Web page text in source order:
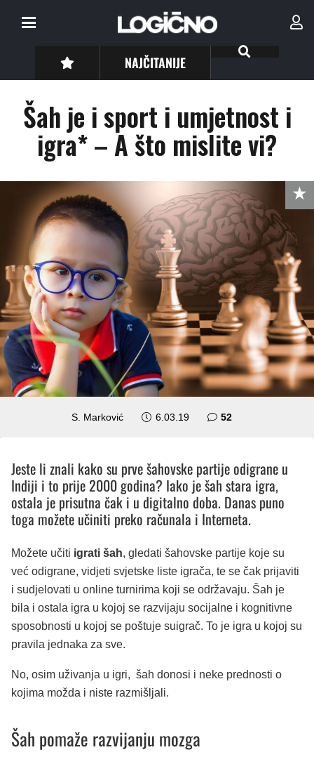
NAJČITANIJE
Šah je i sport i umjetnost i
igra* – A što mislite vi?
S. Marković 6.03.19 52
Jeste li znali kako su prve šahovske partije odigrane u
Indiji i to prije 2000 godina? Iako je šah stara igra,
ostala je prisutna čak i u digitalno doba. Danas puno
toga možete učiniti preko računala i Interneta.
Možete učiti igrati šah, gledati šahovske partije koje su
već odigrane, vidjeti svjetske liste igrača, te se čak prijaviti
i sudjelovati u online turnirima koji se održavaju. Šah je
bila i ostala igra u kojoj se razvijaju socijalne i kognitivne
sposobnosti u kojoj se poštuje suigrač. To je igra u kojoj su
pravila jednaka za sve.
No, osim uživanja u igri, šah donosi i neke prednosti o
kojima možda i niste razmišljali.
Šah pomaže razvijanju mozga